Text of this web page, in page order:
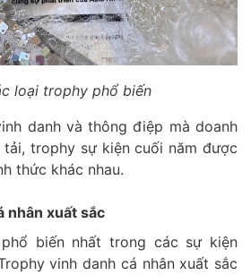
loại trophy phổ biến
danh và thông điệp mà doanh
tải, trophy sự kiện cuối năm được
thức khác nhau.
nhân xuất sắc
biến nhất trong các sự kiện
vinh danh cá nhân xuất sắc